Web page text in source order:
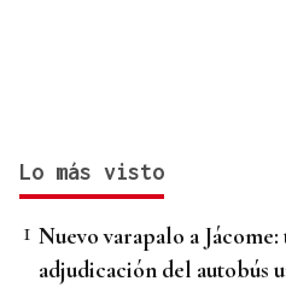
Lo más visto
Nuevo varapalo a
adjudicación del autobús